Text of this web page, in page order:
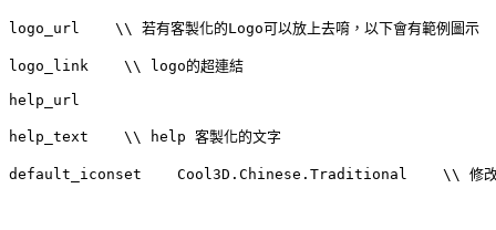
logo_url    \\ 若有客製化的Logo可以放上去唷，以下會有範例圖示
logo_link    \\ logo的超連結
help_url
help_text    \\ help 客製化的文字
default_iconset    Cool3D.Chinese.Traditional    \\ 修改